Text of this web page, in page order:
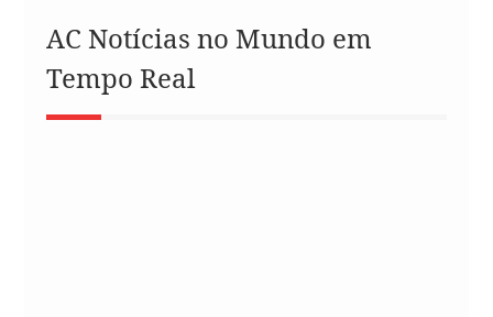
AC Notícias no Mundo em
Tempo Real